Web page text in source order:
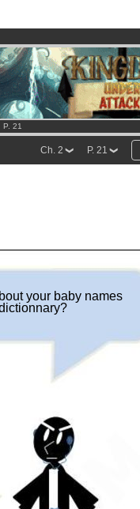
P. 21
P. 21
Ch. 2
your baby names